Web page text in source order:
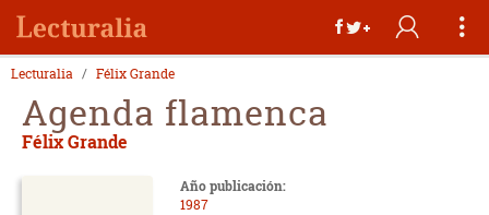
Lecturalia Félix Grande
Agenda flamenca
Félix Grande
Año publicación:
1987